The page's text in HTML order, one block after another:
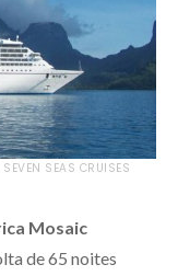
SEAS CRUISES
Mosaic
de 65 noites